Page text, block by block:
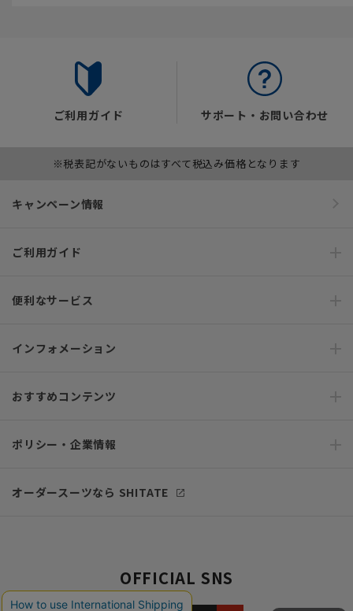
ご利用ガイド サポート・お問い合わせ
※税表記がないものはすべて税込み価格となります
キャンペーン情報
ご利用ガイド
便利なサービス
インフォメーション
おすすめコンテンツ
ポリシー・企業情報
オーダースーツなら SHITATE
OFFICIAL SNS